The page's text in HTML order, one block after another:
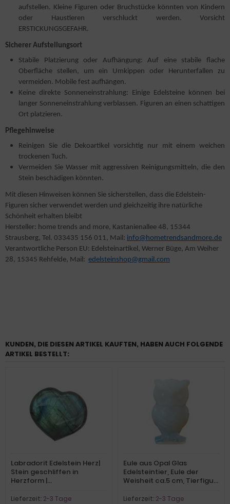
aufstellen. Kleine Figuren oder Bruchstücke könnten von Kindern
oder Haustieren verschluckt werden. Vorsicht
ERSTICKUNGSGEFAHR.
Sicherer Aufstellungsort
Stabile Platzierung oder Aufhängung: Auf eine stabile flache
Oberfläche stellen, um ein Umkippen oder Herunterfallen zu
vermeiden. Mobile fest aufhängen.
Keine direkte Sonneneinstrahlung: Einige Edelsteine können bei
langer Sonneneinstrahlung verblassen. Figuren an einen schattigen
Ort platzieren.
Pflegehinweise
Reinigen Sie die Dekoartikel vorsichtig nur mit einem weichen
trockenen Tuch.
Vermeiden Sie Wasser mit aggressiven Reinigungsmitteln, die den
Stein beschädigen könnten.
Mit diesen Hinweisen können Sie sicherstellen, dass die Edelstein-
Figuren sicher verwendet werden und gleichzeitig ihre natürliche
Schönheit erhalten bleibt
Hersteller: home trends and more, Kastanienallee 48, 15344
Strausberg, Tel. 033435 156 011, Mail: info@hometrendsandmore.de
Verantwortliche Person EU: Edelsteinartikel, Werner Büge, Am Weiher
28, 15345 Rehfelde, Mail: edelsteinshop@gmail.com
KUNDEN, DIE DIESEN ARTIKEL KAUFTEN, HABEN AUCH FOLGENDE
ARTIKEL BESTELLT:
Labradorit Edelstein Herz|
Stein geschliffen in
Herzform |
Dekoration, Glücksbringer |
Lieferzeit: 2-3 Tage
Eule aus Opal Glas
Edelsteintier, Eule der
Weisheit ca.5 cm, Tierfigur
Lieferzeit: 2-3 Tage